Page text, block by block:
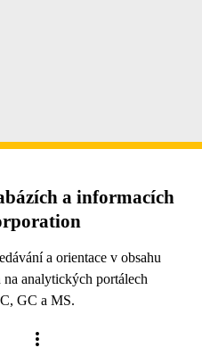
a informacích
a orientace v obsahu
analytických portálech
GC a MS.